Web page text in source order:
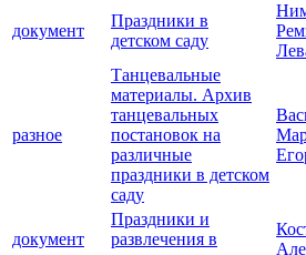
документ
Праздники в
детском саду
разное
Танцевальные
материалы. Архив
танцевальных
постановок на
различные
праздники в детском
саду
документ
Праздники и
развлечения в